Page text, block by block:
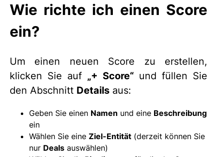
Wie richte ich einen Score
ein?
Um einen neuen Score zu erstellen,
klicken Sie auf „+ Score“ und füllen Sie
den Abschnitt Details aus:
Geben Sie einen Namen und eine Beschreibung
ein
Wählen Sie eine Ziel-Entität (derzeit können Sie
nur Deals auswählen)